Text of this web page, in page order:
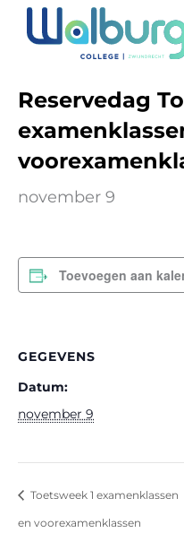
naar
inhoud
« Alle Evenementen
Reservedag
november 9
Toevoegen aan
GEGEVENS
Datum:
november 9
Toetsweek 1 examenklassen
en voorexamenklassen